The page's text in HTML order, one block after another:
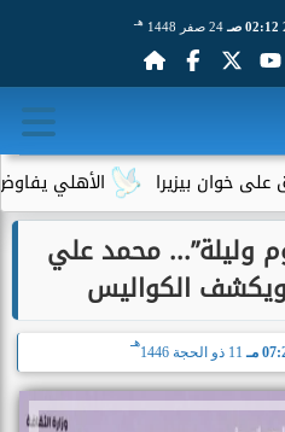
02:12 صـ 24 صفر 1448 هـ
الأهلي يفاوض أحمد بيزيرا
وليلة”... محمد علي
ويكشف الكواليس
مـ 11 ذو الحجة 1446
هـ